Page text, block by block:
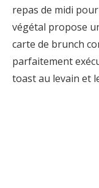
repas de midi
végétal propose
carte de brunch
parfaitement
toast au levain et